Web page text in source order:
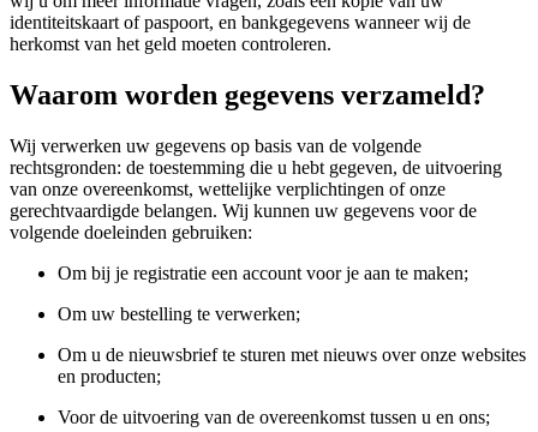
identiteitskaart of paspoort, en bankgegevens wanneer wij de
herkomst van het geld moeten controleren.
Waarom worden gegevens verzameld?
Wij verwerken uw gegevens op basis van de volgende
rechtsgronden: de toestemming die u hebt gegeven, de uitvoering
van onze overeenkomst, wettelijke verplichtingen of onze
gerechtvaardigde belangen. Wij kunnen uw gegevens voor de
volgende doeleinden gebruiken:
Om bij je registratie een account voor je aan te maken;
Om uw bestelling te verwerken;
Om u de nieuwsbrief te sturen met nieuws over onze websites
en producten;
Voor de uitvoering van de overeenkomst tussen u en ons;